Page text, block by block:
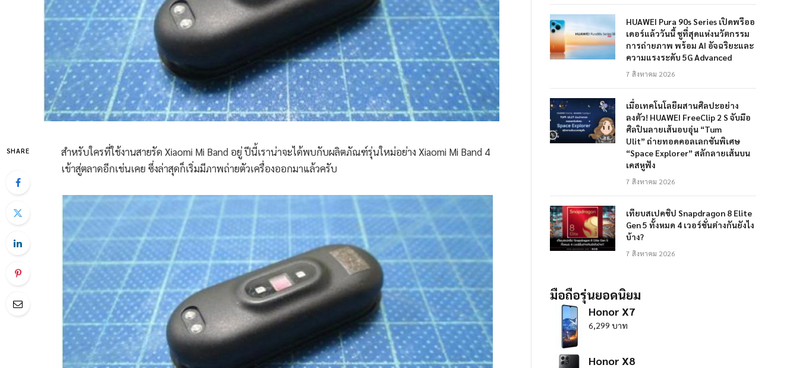
SHARE
สำหรับใครที่ใช้งานสายรัด Xiaomi Mi Band อยู่ ปีนี้เราน่าจะได้พบกับผลิตภัณฑ์รุ่นใหม่อย่าง Xiaomi Mi Band 4
เข้าสู่ตลาดอีกเช่นเคย ซึ่งล่าสุดก็เริ่มมีภาพถ่ายตัวเครื่องออกมาแล้วครับ
HUAWEI Pura 90s Series เปิดพรีออ
เดอร์แล้ววันนี้ ชูที่สุดแห่งนวัตกรรม
การถ่ายภาพ พร้อม AI อัจฉริยะและ
ความแรงระดับ 5G Advanced
7 สิงหาคม 2026
เมื่อเทคโนโลยีผสานศิลปะอย่าง
ลงตัว! HUAWEI FreeClip 2 S จับมือ
ศิลปินลายเส้นอบอุ่น “Tum
Ulit” ถ่ายทอดคอลเลกชันพิเศษ
“Space Explorer” สลักลายเส้นบน
เคสหูฟัง
7 สิงหาคม 2026
เทียบสเปคชิป Snapdragon 8 Elite
Gen 5 ทั้งหมด 4 เวอร์ชั่นต่างกันยังไง
บ้าง?
7 สิงหาคม 2026
มือถือรุ่นยอดนิยม
Honor X7
6,299 บาท
Honor X8